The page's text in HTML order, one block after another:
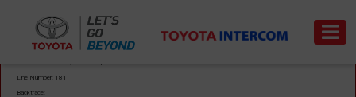
A PHP Error was encountered
Severity: Warning
Message: Trying to access array offset on value of type null
Line Number: 181
Backtrace: